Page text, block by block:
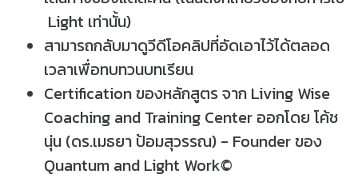
Light เท่านั้น)
สามารถกลับมาดูวีดีโอคลิปที่อัดเอาไว้ได้ตลอด
เวลาเพื่อทบทวนบทเรียน
Certification ของหลักสูตร จาก Living Wise
Coaching and Training Center ออกโดย โค้ช
นุ่น (ดร.เมธยา ป้อมสุวรรณ) - Founder ของ
Quantum and Light Work©